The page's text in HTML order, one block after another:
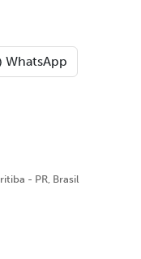
WhatsApp
- PR, Brasil